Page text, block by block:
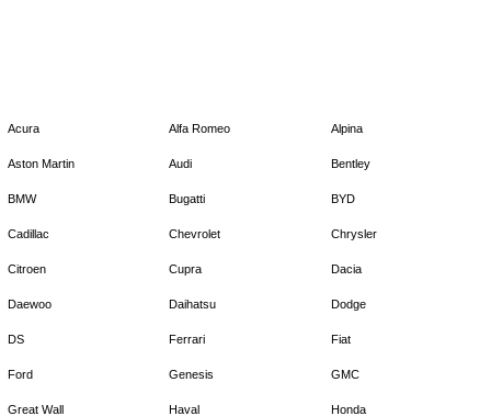
Acura Alfa Romeo Alpina
Aston Martin Audi Bentley
BMW Bugatti BYD
Cadillac Chevrolet Chrysler
Citroen Cupra Dacia
Daewoo Daihatsu Dodge
DS Ferrari Fiat
Ford Genesis GMC
Great Wall Haval Honda